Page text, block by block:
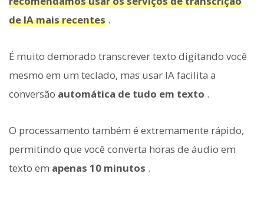
de IA mais recentes .
É muito demorado transcrever texto digitando você
mesmo em um teclado, mas usar IA facilita a
conversão automática de tudo em texto .
O processamento também é extremamente rápido,
permitindo que você converta horas de áudio em
texto em apenas 10 minutos .